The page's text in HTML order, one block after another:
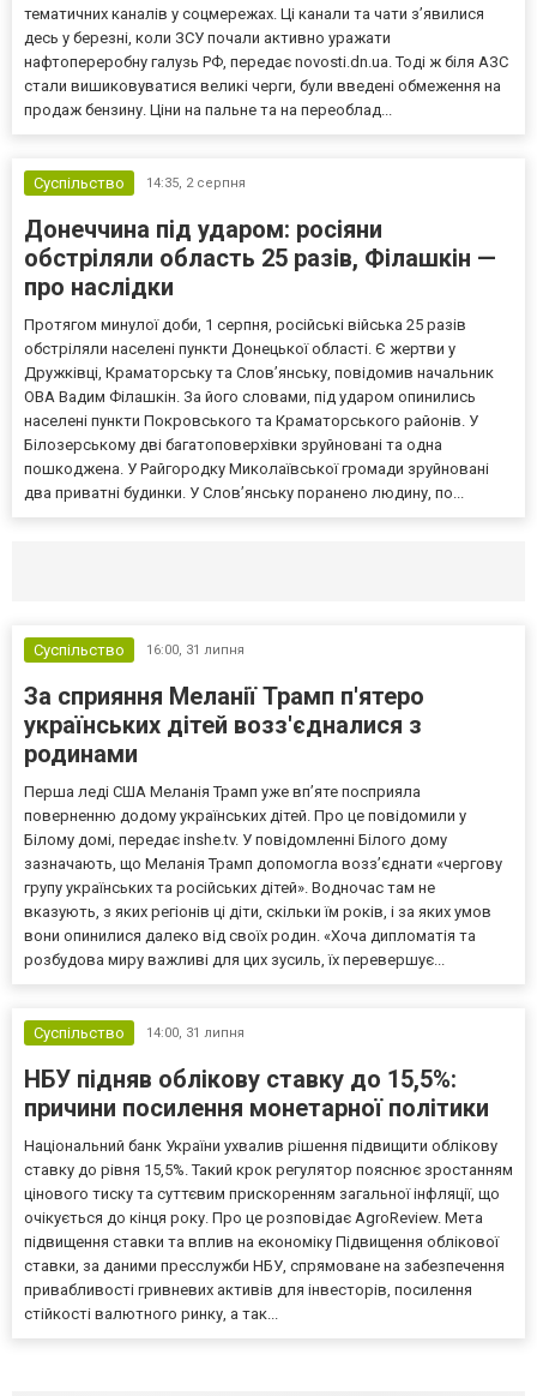
тематичних каналів у соцмережах. Ці канали та чати з’явилися
десь у березні, коли ЗСУ почали активно уражати
нафтопереробну галузь РФ, передає novosti.dn.ua. Тоді ж біля АЗС
стали вишиковуватися великі черги, були введені обмеження на
продаж бензину. Ціни на пальне та на переоблад...
Суспільство 14:35, 2 серпня
Донеччина під ударом: росіяни
обстріляли область 25 разів, Філашкін —
про наслідки
Протягом минулої доби, 1 серпня, російські війська 25 разів
обстріляли населені пункти Донецької області. Є жертви у
Дружківці, Краматорську та Слов’янську, повідомив начальник
ОВА Вадим Філашкін. За його словами, під ударом опинились
населені пункти Покровського та Краматорського районів. У
Білозерському дві багатоповерхівки зруйновані та одна
пошкоджена. У Райгородку Миколаївської громади зруйновані
два приватні будинки. У Слов’янську поранено людину, по...
Суспільство 16:00, 31 липня
За сприяння Меланії Трамп п'ятеро
українських дітей возз'єдналися з
родинами
Перша леді США Меланія Трамп уже впʼяте посприяла
поверненню додому українських дітей. Про це повідомили у
Білому домі, передає inshe.tv. У повідомленні Білого дому
зазначають, що Меланія Трамп допомогла возз’єднати «чергову
групу українських та російських дітей». Водночас там не
вказують, з яких регіонів ці діти, скільки їм років, і за яких умов
вони опинилися далеко від своїх родин. «Хоча дипломатія та
розбудова миру важливі для цих зусиль, їх перевершує...
Суспільство 14:00, 31 липня
НБУ підняв облікову ставку до 15,5%:
причини посилення монетарної політики
Національний банк України ухвалив рішення підвищити облікову
ставку до рівня 15,5%. Такий крок регулятор пояснює зростанням
цінового тиску та суттєвим прискоренням загальної інфляції, що
очікується до кінця року. Про це розповідає AgroReview. Мета
підвищення ставки та вплив на економіку Підвищення облікової
ставки, за даними пресслужби НБУ, спрямоване на забезпечення
привабливості гривневих активів для інвесторів, посилення
стійкості валютного ринку, а так...